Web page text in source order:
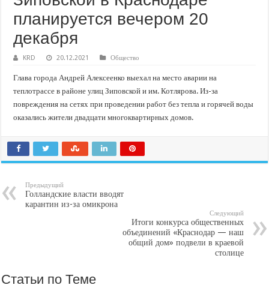
Важные правила обращения в вашу страховую компанию
В городах и районах Кубани отметили День России
Стартовал прием заявок на 20-й юбилейный молодежный форум «Регион 93»
планируется вечером 20
декабря
KRD 20.12.2021 Общество
Глава города Андрей Алексеенко выехал на место аварии на
теплотрассе в районе улиц Зиповской и им. Котлярова. Из-за
повреждения на сетях при проведении работ без тепла и горячей воды
оказались жители двадцати многоквартирных домов.
Предыдущий
Голландские власти вводят
карантин из-за омикрона
Следующий
Итоги конкурса общественных
объединений «Краснодар — наш
общий дом» подвели в краевой
столице
Статьи по Теме